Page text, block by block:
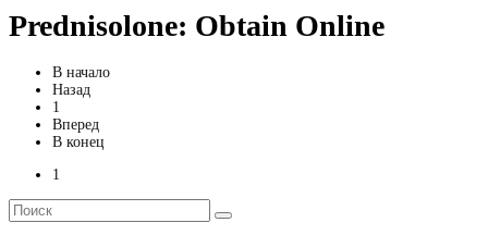
Prednisolone: Obtain Online
В начало
Назад
1
Вперед
В конец
1